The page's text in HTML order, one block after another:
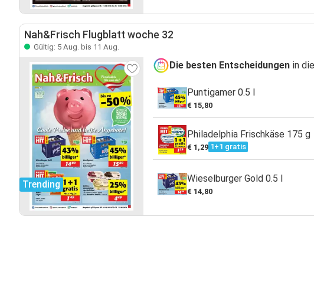
Nah&Frisch Flugblatt woche 32
Gültig: 5 Aug. bis 11 Aug.
Trending
Die besten Entscheidungen in
Puntigamer 0.5 l
€ 15,80
Philadelphia Frischkäse 175 g
€ 1,29 1+1 gratis
Wieselburger Gold 0.5 l
€ 14,80